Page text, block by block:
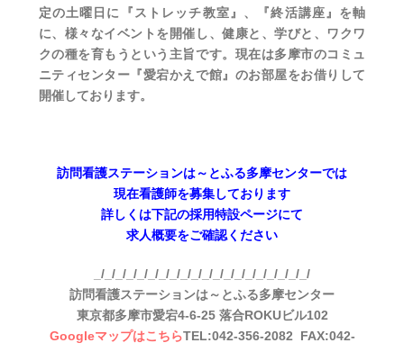
定の土曜日に『ストレッチ教室』、『終活講座』を軸
に、様々なイベントを開催し、健康と、学びと、ワクワ
クの種を育もうという主旨です。現在は多摩市のコミュ
ニティセンター『愛宕かえで館』のお部屋をお借りして
開催しております。
訪問看護ステーションは～とふる多摩センターでは
現在看護師を募集しております
詳しくは下記の採用特設ページにて
求人概要をご確認ください
_/_/_/_/_/_/_/_/_/_/_/_/_/_/_/_/_/_/_/_/
訪問看護ステーションは～とふる多摩センター
東京都多摩市愛宕4-6-25 落合ROKUビル102
GoogleマップはこちらTEL:042-356-2082 FAX:042-